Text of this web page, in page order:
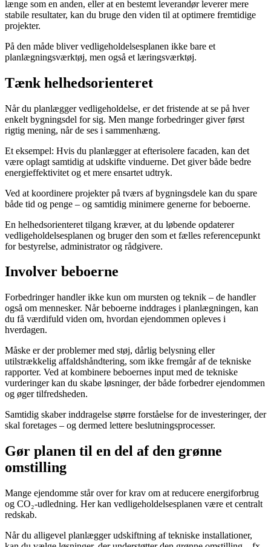
længe som en anden, eller at en bestemt leverandør leverer mere
stabile resultater, kan du bruge den viden til at optimere fremtidige
projekter.
På den måde bliver vedligeholdelsesplanen ikke bare et
planlægningsværktøj, men også et læringsværktøj.
Tænk helhedsorienteret
Når du planlægger vedligeholdelse, er det fristende at se på hver
enkelt bygningsdel for sig. Men mange forbedringer giver først
rigtig mening, når de ses i sammenhæng.
Et eksempel: Hvis du planlægger at efterisolere facaden, kan det
være oplagt samtidig at udskifte vinduerne. Det giver både bedre
energieffektivitet og et mere ensartet udtryk.
Ved at koordinere projekter på tværs af bygningsdele kan du spare
både tid og penge – og samtidig minimere generne for beboerne.
En helhedsorienteret tilgang kræver, at du løbende opdaterer
vedligeholdelsesplanen og bruger den som et fælles referencepunkt
for bestyrelse, administrator og rådgivere.
Involver beboerne
Forbedringer handler ikke kun om mursten og teknik – de handler
også om mennesker. Når beboerne inddrages i planlægningen, kan
du få værdifuld viden om, hvordan ejendommen opleves i
hverdagen.
Måske er der problemer med støj, dårlig belysning eller
utilstrækkelig affaldshåndtering, som ikke fremgår af de tekniske
rapporter. Ved at kombinere beboernes input med de tekniske
vurderinger kan du skabe løsninger, der både forbedrer ejendommen
og øger tilfredsheden.
Samtidig skaber inddragelse større forståelse for de investeringer, der
skal foretages – og dermed lettere beslutningsprocesser.
Gør planen til en del af den grønne
omstilling
Mange ejendomme står over for krav om at reducere energiforbrug
og CO₂-udledning. Her kan vedligeholdelsesplanen være et centralt
redskab.
Når du alligevel planlægger udskiftning af tekniske installationer,